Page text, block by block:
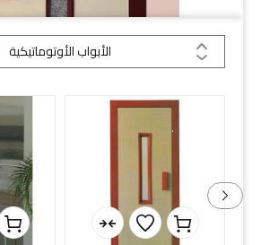
الأبواب الأوتوماتيكية